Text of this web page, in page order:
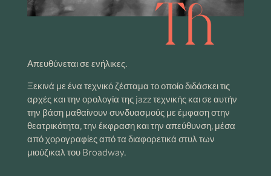
Απευθύνεται σε ενήλικες.
Ξεκινά με ένα τεχνικό ζέσταμα το οποίο διδάσκει τις
αρχές και την ορολογία της jazz τεχνικής και σε αυτήν
την βάση μαθαίνουν συνδυασμούς με έμφαση στην
θεατρικότητα, την έκφραση και την απεύθυνση, μέσα
από χορογραφίες από τα διαφορετικά στυλ των
μιούζικαλ του Broadway.